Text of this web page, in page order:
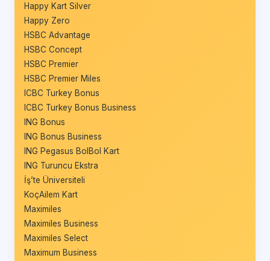
Happy Kart Silver
Happy Zero
HSBC Advantage
HSBC Concept
HSBC Premier
HSBC Premier Miles
ICBC Turkey Bonus
ICBC Turkey Bonus Business
ING Bonus
ING Bonus Business
ING Pegasus BolBol Kart
ING Turuncu Ekstra
İş’te Üniversiteli
KoçAilem Kart
Maximiles
Maximiles Business
Maximiles Select
Maximum Business